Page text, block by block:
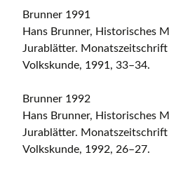
Brunner 1991
Hans Brunner, Historisches
Jurablätter.
Volkskunde, 1991, 33–34.
Brunner 1992
Hans Brunner, Historisches
Jurablätter.
Volkskunde, 1992, 26–27.